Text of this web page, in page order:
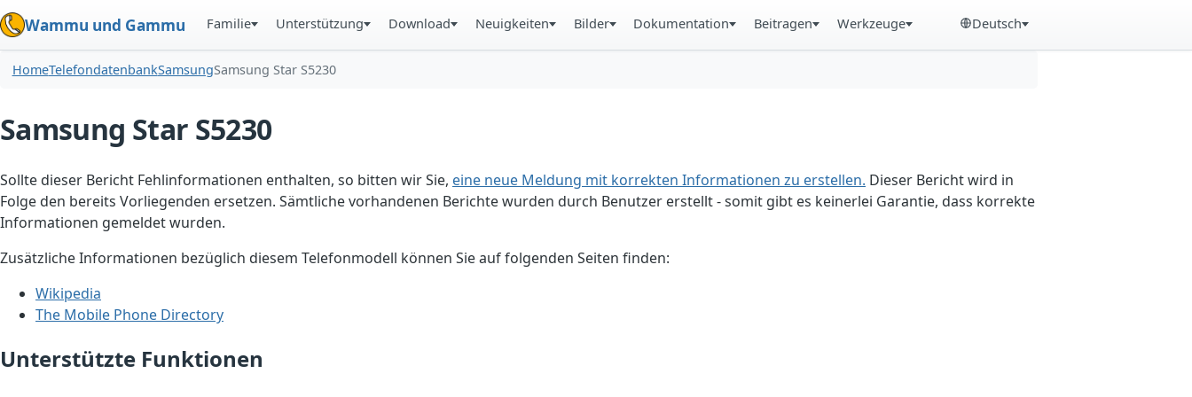
Wammu und Gammu Familie Unterstützung Download Neuigkeiten Bilder Dokumentation Beitragen Werkzeuge Deutsch
HomeTelefondatenbankSamsungSamsung Star S5230
Samsung Star S5230
Sollte dieser Bericht Fehlinformationen enthalten, so bitten wir Sie, eine neue Meldung mit korrekten Informationen zu erstellen. Dieser Bericht wird in
Folge den bereits Vorliegenden ersetzen. Sämtliche vorhandenen Berichte wurden durch Benutzer erstellt - somit gibt es keinerlei Garantie, dass korrekte
Informationen gemeldet wurden.
Zusätzliche Informationen bezüglich diesem Telefonmodell können Sie auf folgenden Seiten finden:
Wikipedia
The Mobile Phone Directory
Unterstützte Funktionen